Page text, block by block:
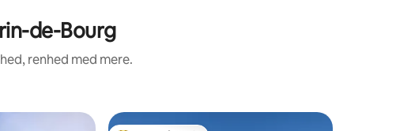
de-Bourg
renhed med mere.